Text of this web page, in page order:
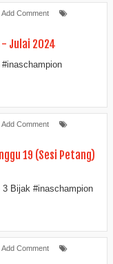
Add Comment
- Julai 2024
Add Comment
19 (Sesi Petang)
Bijak #inaschampion
Add Comment